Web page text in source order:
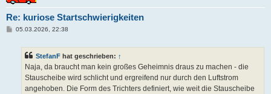
Re: kuriose Startschwierigkeiten
B05.03.2026, 22:38
StefanF hat geschrieben: ↑
Naja, da braucht man kein großes Geheimnis draus zu machen - die
Stauscheibe wird schlicht und ergreifend nur durch den Luftstrom
angehoben. Die Form des Trichters definiert, wie weit die Stauscheibe